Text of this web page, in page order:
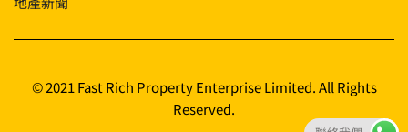
© 2021 Fast Rich Property Enterprise Limited. All Rights
Reserved.